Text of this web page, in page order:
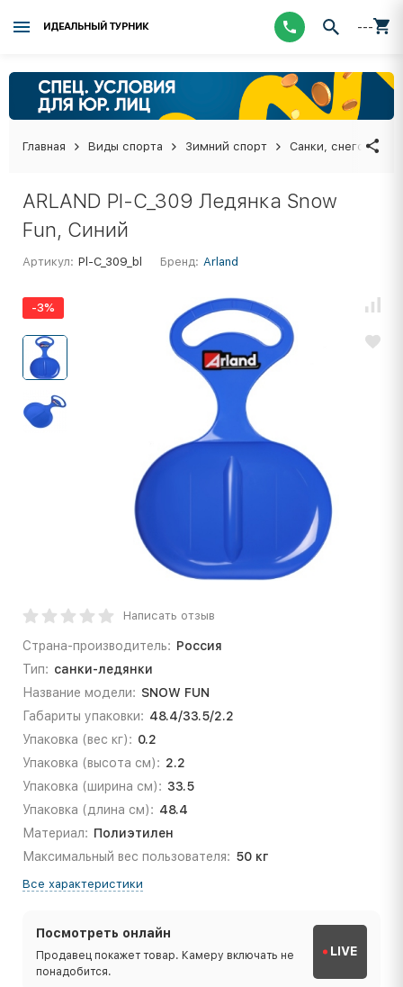
ИДЕАЛЬНЫЙ ТУРНИК ---
Главная Виды спорта Зимний спорт Санки, снегокаты,
ARLAND Pl-C_309 Ледянка Snow
Fun, Синий
Артикул: Pl-C_309_bl Бренд: Arland
-3%
Написать отзыв
Страна-производитель: Россия
Тип: санки-ледянки
Название модели: SNOW FUN
Габариты упаковки: 48.4/33.5/2.2
Упаковка (вес кг): 0.2
Упаковка (высота см): 2.2
Упаковка (ширина см): 33.5
Упаковка (длина см): 48.4
Материал: Полиэтилен
Максимальный вес пользователя: 50 кг
Все характеристики
Посмотреть онлайн
Продавец покажет товар. Камеру включать не
понадобится.
LIVE